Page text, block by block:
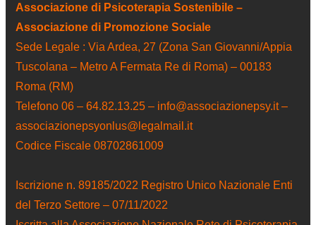
Associazione di Psicoterapia Sostenibile –
Associazione di Promozione Sociale
Sede Legale : Via Ardea, 27 (Zona San Giovanni/Appia
Tuscolana – Metro A Fermata Re di Roma) – 00183
Roma (RM)
Telefono 06 – 64.82.13.25 – info@associazionepsy.it –
associazionepsyonlus@legalmail.it
Codice Fiscale 08702861009
Iscrizione n. 89185/2022 Registro Unico Nazionale Enti
del Terzo Settore – 07/11/2022